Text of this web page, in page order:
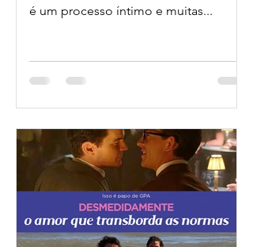
é um processo íntimo e muitas...